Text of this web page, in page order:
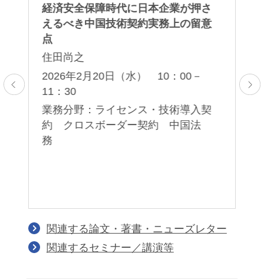
経済安全保障時代に日本企業が押さ
えるべき中国技術契約実務上の留意
点
住田尚之
2026年2月20日（水） 10：00－
11：30
業務分野：ライセンス・技術導入契
約 クロスボーダー契約 中国法
務
関連する論文・著書・ニューズレター
関連するセミナー／講演等